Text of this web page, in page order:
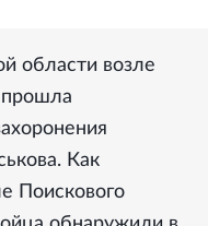
области возле
Как
Поискового